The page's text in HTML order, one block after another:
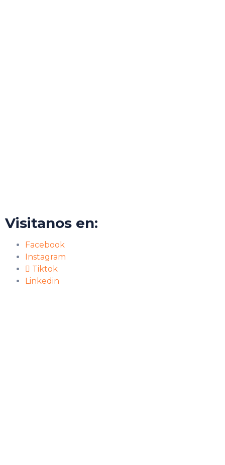
Visitanos en:
Facebook
Instagram
Tiktok
Linkedin